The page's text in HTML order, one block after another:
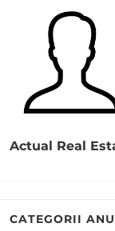
Actual Real
CATEGORII